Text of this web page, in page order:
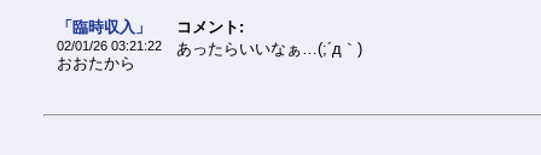
「臨時収入」
02/01/26 03:21:22
おおたから
コメント:
あったらいいなぁ…(;´д｀)